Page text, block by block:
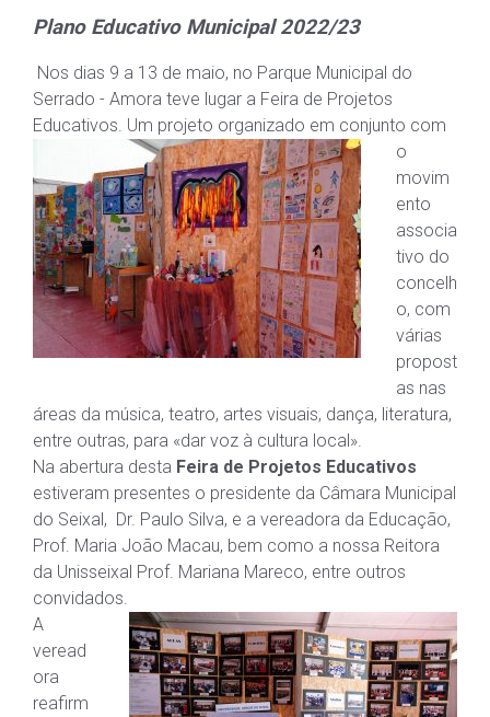
Plano Educativo Municipal 2022/23
Nos dias 9 a 13 de maio, no Parque Municipal do
Serrado - Amora teve lugar a Feira de Projetos
Educativos. Um projeto organizado em conjunto com
o
movim
ento
associa
tivo do
concelh
o, com
várias
propost
as nas
áreas da música, teatro, artes visuais, dança, literatura,
entre outras, para «dar voz à cultura local».
Na abertura desta Feira de Projetos Educativos
estiveram presentes o presidente da Câmara Municipal
do Seixal, Dr. Paulo Silva, e a vereadora da Educação,
Prof. Maria João Macau, bem como a nossa Reitora
da Unisseixal Prof. Mariana Mareco, entre outros
convidados.
A
veread
ora
reafirm